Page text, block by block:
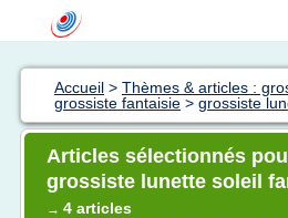
Accueil > Thèmes & articles :
grossiste fantaisie > grossiste
Articles sélectionnés
grossiste lunette soleil
→ 4 articles